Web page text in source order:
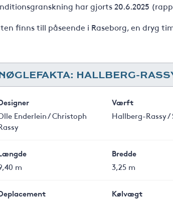
har gjorts 20.6.2025
finns till påseende i Raseborg, en dryg
HALLBERG-
Enderlein / Christoph
Værft
Hallberg-Rassy /
m
Bredde
3,25 m
Kølvægt